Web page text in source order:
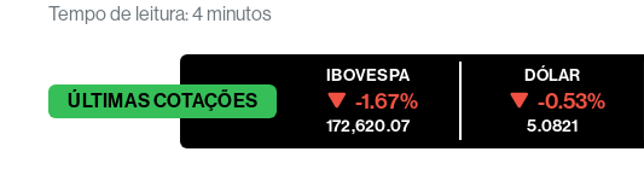
Tempo de leitura:4 minutos
ÚLTIMASCOTAÇÕES
IBOVESPA
-1.67%
172,620.07
DÓLAR
-0.53%
5.0821